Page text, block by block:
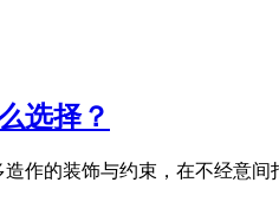
选择？
作的装饰与约束，在不经意